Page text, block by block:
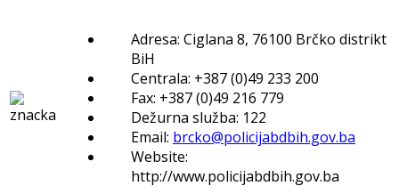
Adresa: Ciglana 8, 76100 Brčko distrikt
BiH
Centrala: +387 (0)49 233 200
Fax: +387 (0)49 216 779
Dežurna služba: 122
Email: brcko@policijabdbih.gov.ba
Website:
http://www.policijabdbih.gov.ba